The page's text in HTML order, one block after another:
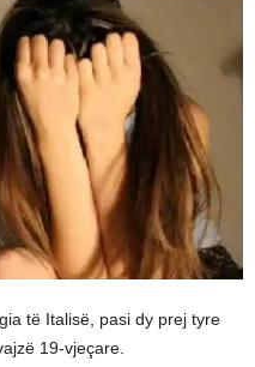
të Italisë, pasi dy prej tyre
19-vjeçare.